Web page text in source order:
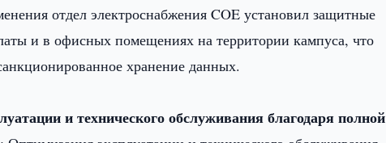
отдел электроснабжения COE установил защитные
и в офисных помещениях на территории кампуса, что
хранение данных.
и технического обслуживания благодаря полной